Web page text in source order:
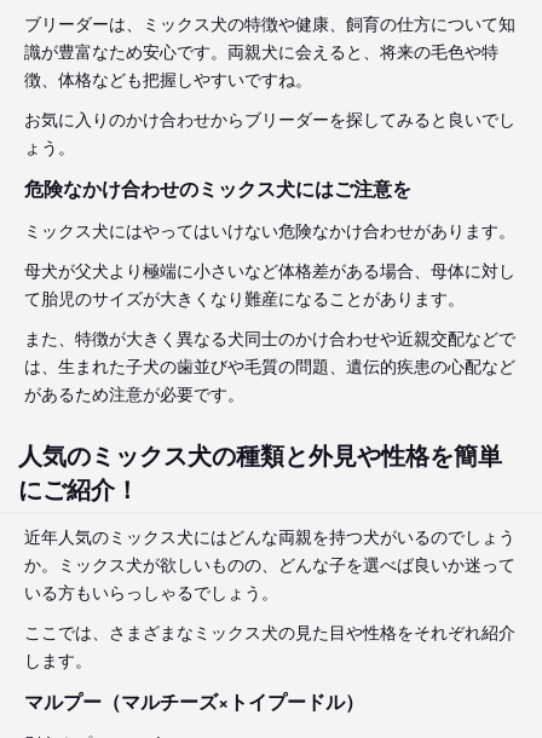
ブリーダーは、ミックス犬の特徴や健康、飼育の仕方について知
識が豊富なため安心です。両親犬に会えると、将来の毛色や特
徴、体格なども把握しやすいですね。
お気に入りのかけ合わせからブリーダーを探してみると良いでし
ょう。
危険なかけ合わせのミックス犬にはご注意を
ミックス犬にはやってはいけない危険なかけ合わせがあります。
母犬が父犬より極端に小さいなど体格差がある場合、母体に対し
て胎児のサイズが大きくなり難産になることがあります。
また、特徴が大きく異なる犬同士のかけ合わせや近親交配などで
は、生まれた子犬の歯並びや毛質の問題、遺伝的疾患の心配など
があるため注意が必要です。
人気のミックス犬の種類と外見や性格を簡単
にご紹介！
近年人気のミックス犬にはどんな両親を持つ犬がいるのでしょう
か。ミックス犬が欲しいものの、どんな子を選べば良いか迷って
いる方もいらっしゃるでしょう。
ここでは、さまざまなミックス犬の見た目や性格をそれぞれ紹介
します。
マルプー（マルチーズ×トイプードル）